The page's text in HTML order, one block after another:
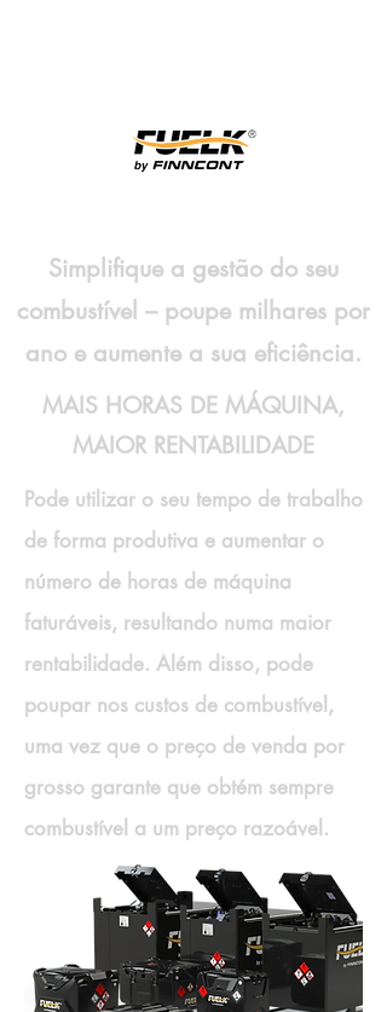
Simplifique a gestão do seu
combustível – poupe milhares por
ano e aumente a sua eficiência.
MAIS HORAS DE MÁQUINA,
MAIOR RENTABILIDADE
Pode utilizar o seu tempo de trabalho
de forma produtiva e aumentar o
número de horas de máquina
faturáveis, resultando numa maior
rentabilidade. Além disso, pode
poupar nos custos de combustível,
uma vez que o preço de venda por
grosso garante que obtém sempre
combustível a um preço razoável.